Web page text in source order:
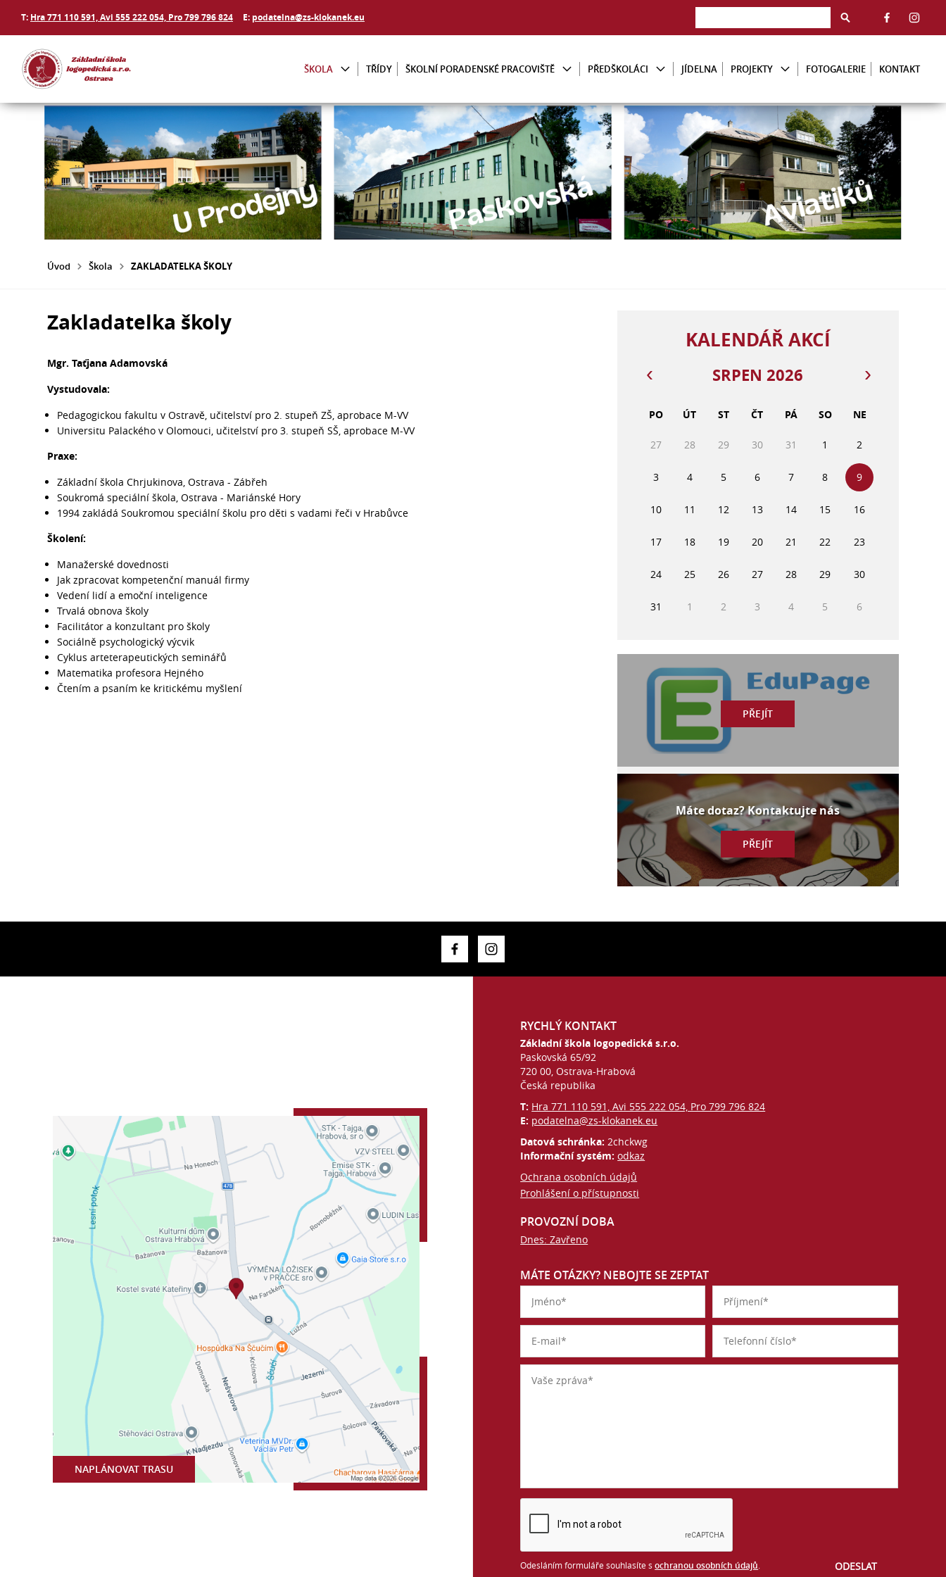
T: Hra 771 110 591, Avi 555 222 054, Pro 799 796 824 E: podatelna@zs-klokanek.eu
ŠKOLA TŘÍDY ŠKOLNÍ PORADENSKÉ PRACOVIŠTĚ PŘEDŠKOLÁCI JÍDELNA PROJEKTY FOTOGALERIE KONTAKT
Úvod Škola ZAKLADATELKA ŠKOLY
Zakladatelka školy
Mgr. Taťjana Adamovská
Vystudovala:
Pedagogickou fakultu v Ostravě, učitelství pro 2. stupeň ZŠ, aprobace M-VV
Universitu Palackého v Olomouci, učitelství pro 3. stupeň SŠ, aprobace M-VV
Praxe:
Základní škola Chrjukinova, Ostrava - Zábřeh
Soukromá speciální škola, Ostrava - Mariánské Hory
1994 zakládá Soukromou speciální školu pro děti s vadami řeči v Hrabůvce
Školení:
Manažerské dovednosti
Jak zpracovat kompetenční manuál firmy
Vedení lidí a emoční inteligence
Trvalá obnova školy
Facilitátor a konzultant pro školy
Sociálně psychologický výcvik
Cyklus arteterapeutických seminářů
Matematika profesora Hejného
Čtením a psaním ke kritickému myšlení
KALENDÁŘ AKCÍ
SRPEN 2026
PO ÚT ST ČT PÁ SO NE
27 28 29 30 31 1 2
3 4 5 6 7 8 9
10 11 12 13 14 15 16
17 18 19 20 21 22 23
24 25 26 27 28 29 30
31 1 2 3 4 5 6
PŘEJÍT
Máte dotaz? Kontaktujte nás
PŘEJÍT
NAPLÁNOVAT TRASU
RYCHLÝ KONTAKT
Základní škola logopedická s.r.o.
Paskovská 65/92
720 00, Ostrava-Hrabová
Česká republika
T: Hra 771 110 591, Avi 555 222 054, Pro 799 796 824
E: podatelna@zs-klokanek.eu
Datová schránka:2chckwg
Informační systém:odkaz
Ochrana osobních údajů
Prohlášení o přístupnosti
PROVOZNÍ DOBA
Dnes: Zavřeno
MÁTE OTÁZKY? NEBOJTE SE ZEPTAT
Odesláním formuláře souhlasíte sochranou osobních údajů.